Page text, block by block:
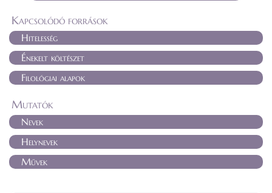
Kapcsolódó források
Hitelesség
Énekelt költészet
Filológiai alapok
Mutatók
Nevek
Helynevek
Művek